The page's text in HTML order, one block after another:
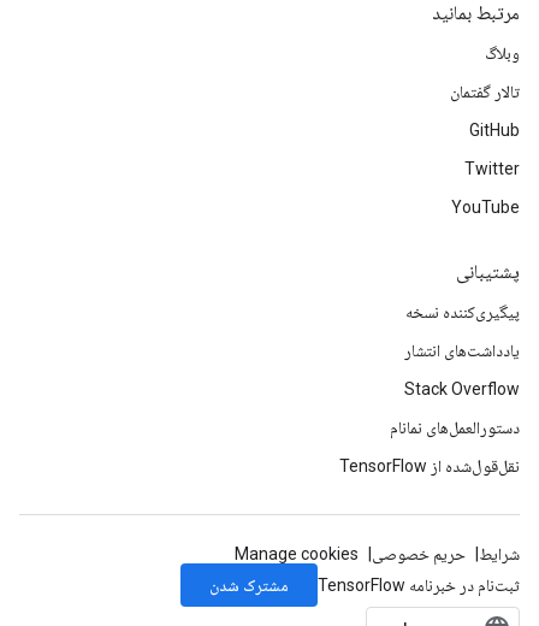
مرتبط بمانید
وبلاگ
تالار گفتمان
GitHub
Twitter
YouTube
پشتیبانی
پیگیری‌کننده نسخه
یادداشت‌های انتشار
Stack Overflow
دستورالعمل‌های نمانام
نقل‌قول‌شده از TensorFlow
شرایط حریم خصوصی
Manage cookies
ثبت‌نام در خبرنامه TensorFlow
مشترک شدن